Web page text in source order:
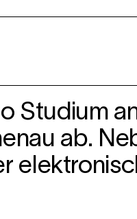
Studium
ab.